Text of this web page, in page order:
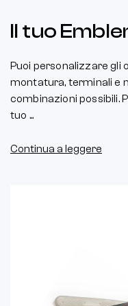
Il tuo
Puoi personalizzare gli
montatura, terminali e
combinazioni possibili.
tuo ...
Continua a leggere